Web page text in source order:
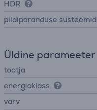
HDR
pildiparanduse süsteemid
Üldine parameeter
tootja
energiaklass
värv